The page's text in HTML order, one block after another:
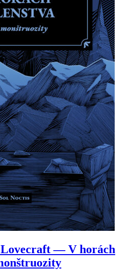
— V horách